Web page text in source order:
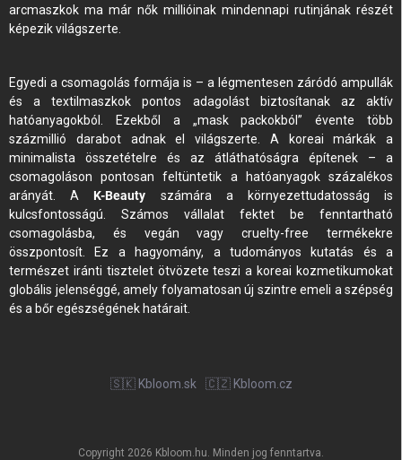
arcmaszkok ma már nők millióinak mindennapi rutinjának részét
képezik világszerte.
Egyedi a csomagolás formája is – a légmentesen záródó ampullák
és a textilmaszkok pontos adagolást biztosítanak az aktív
hatóanyagokból. Ezekből a „mask packokból” évente több
százmillió darabot adnak el világszerte. A koreai márkák a
minimalista összetételre és az átláthatóságra építenek – a
csomagoláson pontosan feltüntetik a hatóanyagok százalékos
arányát. A K-Beauty számára a környezettudatosság is
kulcsfontosságú. Számos vállalat fektet be fenntartható
csomagolásba, és vegán vagy cruelty-free termékekre
összpontosít. Ez a hagyomány, a tudományos kutatás és a
természet iránti tisztelet ötvözete teszi a koreai kozmetikumokat
globális jelenséggé, amely folyamatosan új szintre emeli a szépség
és a bőr egészségének határait.
🇸🇰 Kbloom.sk 🇨🇿 Kbloom.cz
Copyright 2026 Kbloom.hu. Minden jog fenntartva.